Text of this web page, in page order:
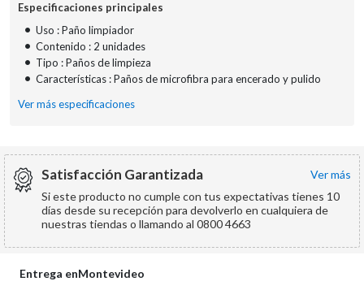
Especificaciones principales
• Uso : Paño limpiador
• Contenido : 2 unidades
• Tipo : Paños de limpieza
• Características : Paños de microfibra para encerado y pulido
Ver más especificaciones
Satisfacción Garantizada
ver más
Si este producto no cumple con tus expectativas tienes 10
días desde su recepción para devolverlo en cualquiera de
nuestras tiendas o llamando al 0800 4663
Entrega enMontevideo